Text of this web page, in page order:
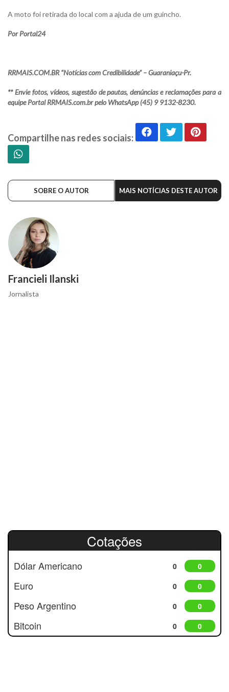
A moto foi retirada do local com a ajuda de um guincho.
Por Portal24
RRMAIS.COM.BR “Notícias com Credibilidade” – Guaraniaçu-Pr.
** Envie fotos, vídeos, sugestão de pautas, denúncias e reclamações para a
equipe Portal RRMAIS.com.br pelo WhatsApp (45) 9 9132-8230.
Compartilhe nas redes sociais:
SOBRE O AUTOR MAIS NOTÍCIAS DESTE AUTOR
Francieli Ilanski
Jornalista
Cotações
Dólar Americano 0 0
Euro 0 0
Peso Argentino 0 0
Bitcoin 0 0